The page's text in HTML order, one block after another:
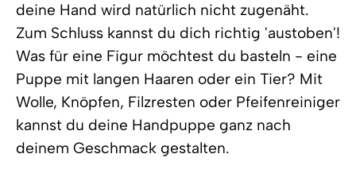
deine Hand wird natürlich nicht zugenäht.
Zum Schluss kannst du dich richtig 'austoben'!
Was für eine Figur möchtest du basteln - eine
Puppe mit langen Haaren oder ein Tier? Mit
Wolle, Knöpfen, Filzresten oder Pfeifenreiniger
kannst du deine Handpuppe ganz nach
deinem Geschmack gestalten.